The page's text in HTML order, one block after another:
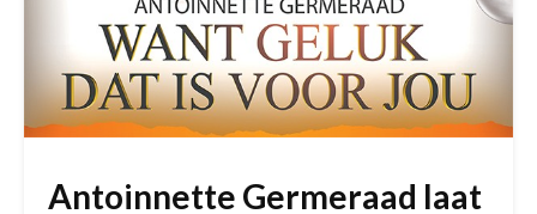
Antoinnette Germeraad laat